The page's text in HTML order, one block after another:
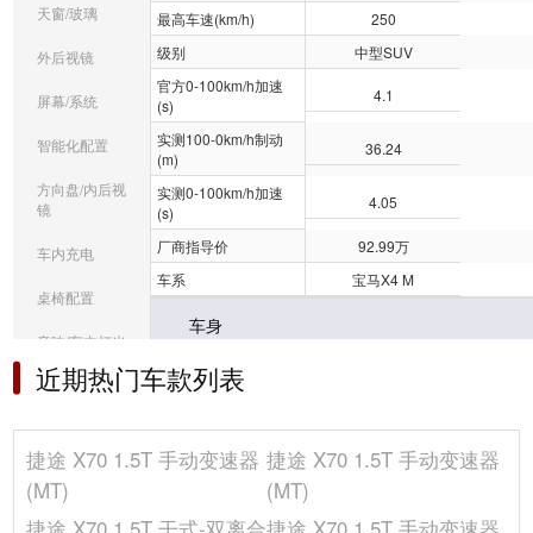
天窗/玻璃
外后视镜
屏幕/系统
智能化配置
方向盘/内后视
镜
车内充电
桌椅配置
音响/车内灯光
冰箱/空调
选装包
其它
最高车速(km/h)
250
级别
中型SUV
官方0-100km/h加速
(s)
4.1
实测100-0km/h制动
(m)
36.24
实测0-100km/h加速
(s)
4.05
厂商指导价
92.99万
车系
宝马X4 M
车身
车身结构
长度(mm)
4760
宽度(mm)
1927
近期热门车款列表
捷途 X70 1.5T 手动变速器
(MT)
捷途 X70 1.5T 手动变速器
(MT)